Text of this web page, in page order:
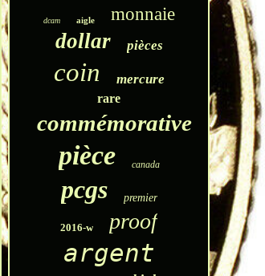
dcam aigle monnaie
dollar pièces
coin mercure
rare
commémorative
pièce canada
pcgs premier
2016-w proof
argent